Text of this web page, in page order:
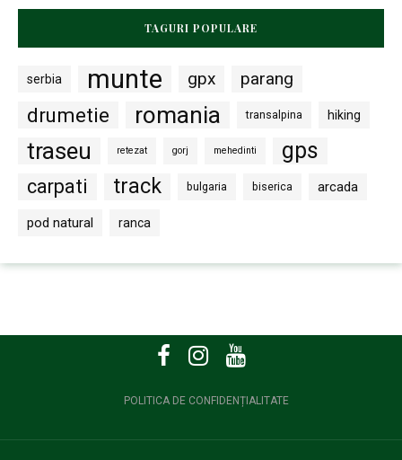
TAGURI POPULARE
serbia munte gpx parang
drumetie romania transalpina hiking
traseu retezat gorj mehedinti gps
carpati track bulgaria biserica arcada
pod natural ranca
POLITICA DE CONFIDENȚIALITATE